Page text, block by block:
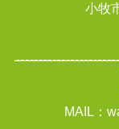
小牧
MAIL：